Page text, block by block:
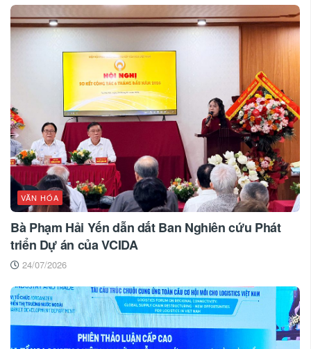
VĂN HÓA
Bà Phạm Hải Yến dẫn dắt Ban Nghiên cứu Phát
triển Dự án của VCIDA
24/07/2026